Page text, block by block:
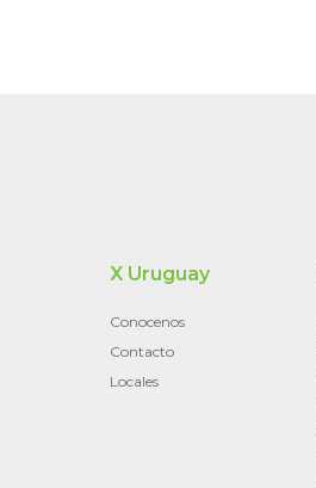
X Uruguay
Conocenos
Contacto
Locales